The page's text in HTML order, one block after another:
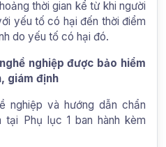
thời gian kể từ khi người
yếu tố có hại đến thời điểm
do yếu tố có hại đó.
nghiệp được bảo hiểm
giám định
nghiệp và hướng dẫn chẩn
tại Phụ lục 1 ban hành kèm